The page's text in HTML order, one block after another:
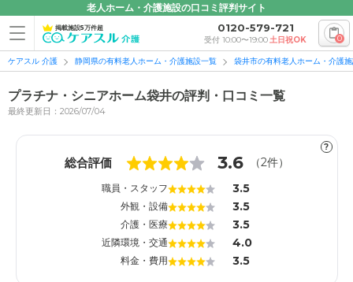
老人ホーム・介護施設の口コミ評判サイト
掲載施設5万件超 0120-579-721
受付 10:00〜19:00土日祝OK 0
ケアスル 介護 静岡県の有料老人ホーム・介護施設一覧 袋井市の有料老人ホーム・介護
プラチナ・シニアホーム袋井の評判・口コミ一覧
最終更新日：2026/07/04
?
総合評価 3.6 （2件）
職員・スタッフ 3.5
外観・設備 3.5
介護・医療 3.5
近隣環境・交通 4.0
料金・費用 3.5